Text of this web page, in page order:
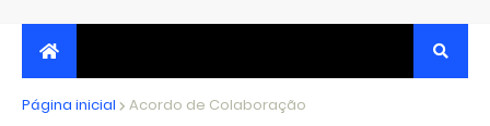
JORNALISMO INDEPENDENTE, TRANSPARENTE E
Página inicial Acordo de Colaboração